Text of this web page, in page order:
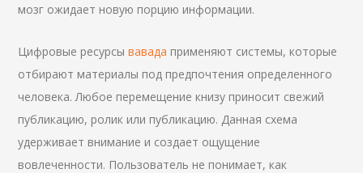
мозг ожидает новую порцию информации.
Цифровые ресурсывавада применяют системы, которые
отбирают материалы под предпочтения определенного
человека. Любое перемещение книзу приносит свежий
публикацию, ролик или публикацию. Данная схема
удерживает внимание и создает ощущение
вовлеченности. Пользователь не понимает, как